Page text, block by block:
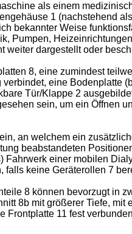
als einem
1 (nachstehend
bekannter Weise
Pumpen,
weiter dargestellt oder
8, eine zumindest
eine Bodenplatte
Tür/Klappe 2
sein, um ein Öffnen
an welchem ein
beabstandeten
einer mobilen
keine Geräterollen 7
8 können bevorzugt in
8b mit größerer Tiefe,
11 fest